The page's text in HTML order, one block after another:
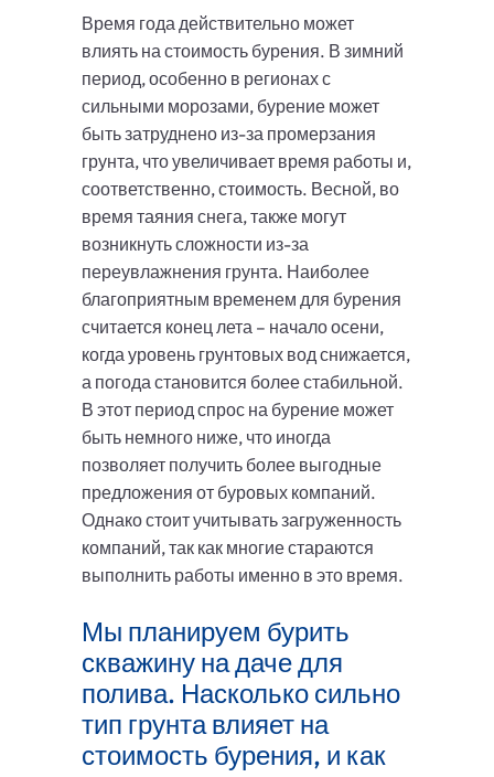
Время года действительно может
влиять на стоимость бурения. В зимний
период, особенно в регионах с
сильными морозами, бурение может
быть затруднено из-за промерзания
грунта, что увеличивает время работы и,
соответственно, стоимость. Весной, во
время таяния снега, также могут
возникнуть сложности из-за
переувлажнения грунта. Наиболее
благоприятным временем для бурения
считается конец лета – начало осени,
когда уровень грунтовых вод снижается,
а погода становится более стабильной.
В этот период спрос на бурение может
быть немного ниже, что иногда
позволяет получить более выгодные
предложения от буровых компаний.
Однако стоит учитывать загруженность
компаний, так как многие стараются
выполнить работы именно в это время.
Мы планируем бурить
скважину на даче для
полива. Насколько сильно
тип грунта влияет на
стоимость бурения, и как